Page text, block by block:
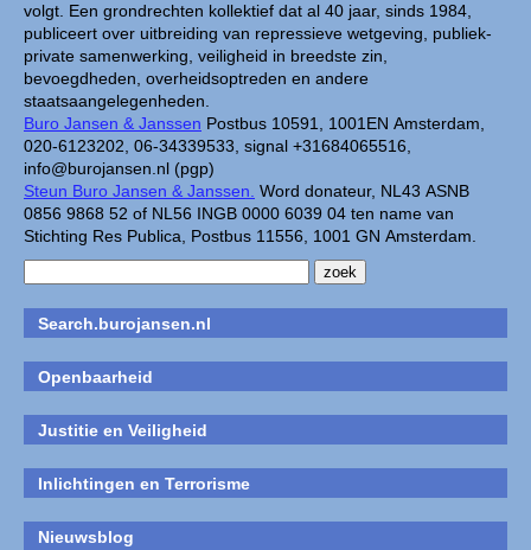
volgt. Een grondrechten kollektief dat al 40 jaar, sinds 1984,
publiceert over uitbreiding van repressieve wetgeving, publiek-
private samenwerking, veiligheid in breedste zin,
bevoegdheden, overheidsoptreden en andere
staatsaangelegenheden.
Buro Jansen & Janssen Postbus 10591, 1001EN Amsterdam,
020-6123202, 06-34339533, signal +31684065516,
info@burojansen.nl (pgp)
Steun Buro Jansen & Janssen. Word donateur, NL43 ASNB
0856 9868 52 of NL56 INGB 0000 6039 04 ten name van
Stichting Res Publica, Postbus 11556, 1001 GN Amsterdam.
Search.burojansen.nl
Openbaarheid
Justitie en Veiligheid
Inlichtingen en Terrorisme
Nieuwsblog